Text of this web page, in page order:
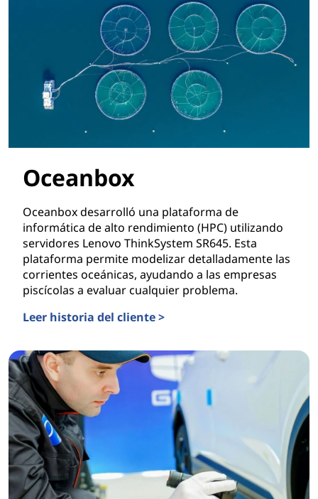
Oceanbox
Oceanbox desarrolló una plataforma de
informática de alto rendimiento (HPC) utilizando
servidores Lenovo ThinkSystem SR645. Esta
plataforma permite modelizar detalladamente las
corrientes oceánicas, ayudando a las empresas
piscícolas a evaluar cualquier problema.
Leer historia del cliente >